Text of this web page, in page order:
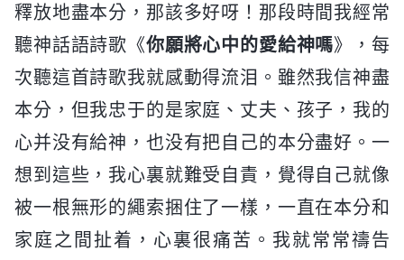
釋放地盡本分，那該多好呀！那段時間我經常
聽神話語詩歌《你願將心中的愛給神嗎》，每
次聽這首詩歌我就感動得流泪。雖然我信神盡
本分，但我忠于的是家庭、丈夫、孩子，我的
心并没有給神，也没有把自己的本分盡好。一
想到這些，我心裏就難受自責，覺得自己就像
被一根無形的繩索捆住了一樣，一直在本分和
家庭之間扯着，心裏很痛苦。我就常常禱告